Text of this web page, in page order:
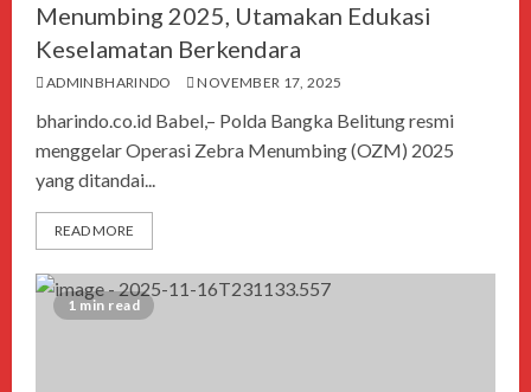
Menumbing 2025, Utamakan Edukasi
Keselamatan Berkendara
ADMINBHARINDO NOVEMBER 17, 2025
bharindo.co.id Babel,– Polda Bangka Belitung resmi
menggelar Operasi Zebra Menumbing (OZM) 2025
yang ditandai...
READ MORE
1 min read